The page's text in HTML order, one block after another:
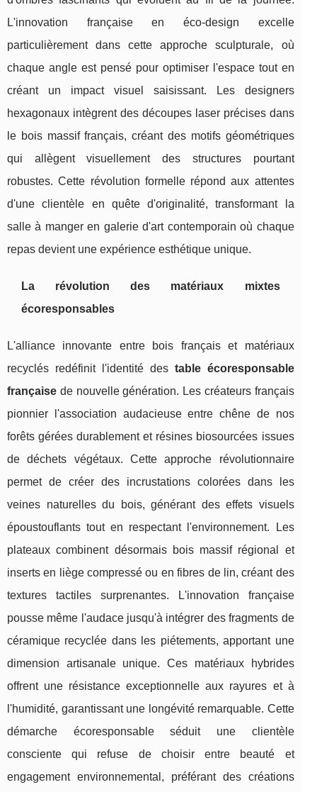
L'innovation française en éco-design excelle
particulièrement dans cette approche sculpturale, où
chaque angle est pensé pour optimiser l'espace tout en
créant un impact visuel saisissant. Les designers
hexagonaux intègrent des découpes laser précises dans
le bois massif français, créant des motifs géométriques
qui allègent visuellement des structures pourtant
robustes. Cette révolution formelle répond aux attentes
d'une clientèle en quête d'originalité, transformant la
salle à manger en galerie d'art contemporain où chaque
repas devient une expérience esthétique unique.
La révolution des matériaux mixtes
écoresponsables
L'alliance innovante entre bois français et matériaux
recyclés redéfinit l'identité des table écoresponsable
française de nouvelle génération. Les créateurs français
pionnier l'association audacieuse entre chêne de nos
forêts gérées durablement et résines biosourcées issues
de déchets végétaux. Cette approche révolutionnaire
permet de créer des incrustations colorées dans les
veines naturelles du bois, générant des effets visuels
époustouflants tout en respectant l'environnement. Les
plateaux combinent désormais bois massif régional et
inserts en liège compressé ou en fibres de lin, créant des
textures tactiles surprenantes. L'innovation française
pousse même l'audace jusqu'à intégrer des fragments de
céramique recyclée dans les piétements, apportant une
dimension artisanale unique. Ces matériaux hybrides
offrent une résistance exceptionnelle aux rayures et à
l'humidité, garantissant une longévité remarquable. Cette
démarche écoresponsable séduit une clientèle
consciente qui refuse de choisir entre beauté et
engagement environnemental, préférant des créations